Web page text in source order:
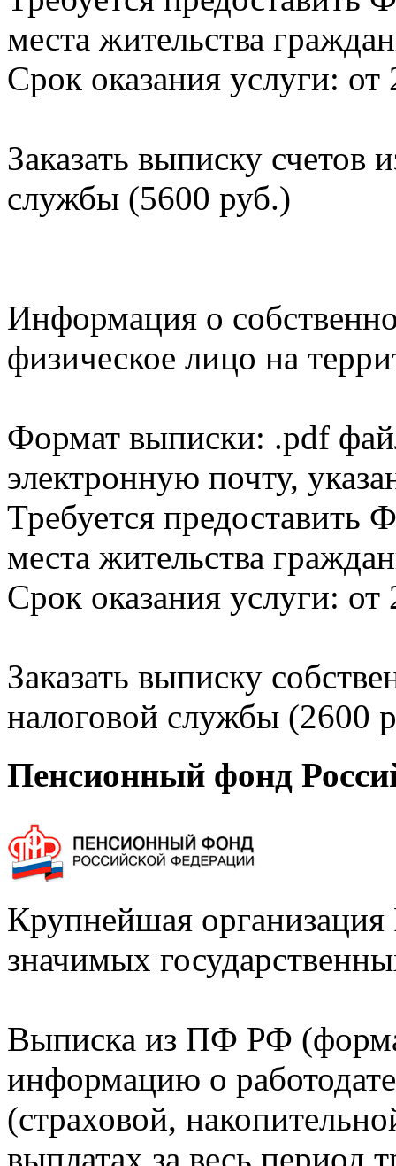
места жительства
Срок оказания услуги: от
Заказать выписку счетов
службы (5600 руб.)
Информация о
физическое лицо на
Формат выписки: .pdf
электронную почту,
Требуется
места жительства
Срок оказания услуги: от
Заказать выписку
налоговой службы (2600
Пенсионный фонд
Крупнейшая
значимых
Выписка из ПФ РФ
информацию о
(страховой,
выплатах за весь период